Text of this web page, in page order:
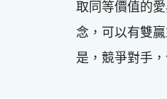
取同等價值的
念，可以有雙
是，競爭對手